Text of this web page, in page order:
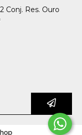
Conj. Res. Ouro